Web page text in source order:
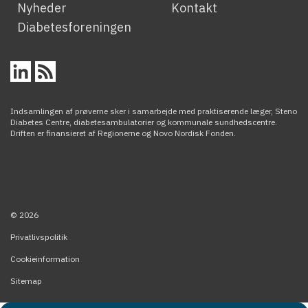
Nyheder
Kontakt
Diabetesforeningen
Indsamlingen af prøverne sker i samarbejde med praktiserende læger, Steno
Diabetes Centre, diabetesambulatorier og kommunale sundhedscentre.
Driften er finansieret af Regionerne og Novo Nordisk Fonden.
© 2026
Privatlivspolitik
Cookieinformation
Sitemap